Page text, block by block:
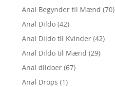
Anal Begynder til Mænd (70)
Anal Dildo (42)
Anal Dildo til Kvinder (42)
Anal Dildo til Mænd (29)
Anal dildoer (67)
Anal Drops (1)